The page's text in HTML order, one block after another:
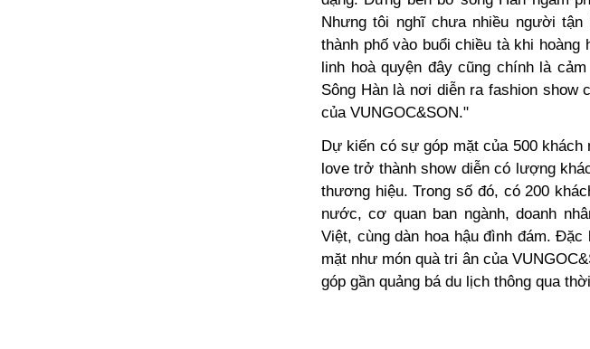
Nhưng tôi nghĩ chưa nhiều người
thành phố vào buổi chiều tà khi hoàng
linh hoà quyện đây cũng chính là
Sông Hàn là nơi diễn ra fashion show
của VUNGOC&SON."
Dự kiến có sự góp mặt của 500 khách
lovetrở thành show diễn có lượng
thương hiệu. Trong số đó, có 200
nước, cơ quan ban ngành, doanh
Việt, cùng dàn hoa hậu đình đám.
mặt như món quà tri ân của
góp gần quảng bá du lịch thông qua